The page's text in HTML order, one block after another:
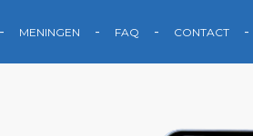
MENINGEN FAQ CONTACT